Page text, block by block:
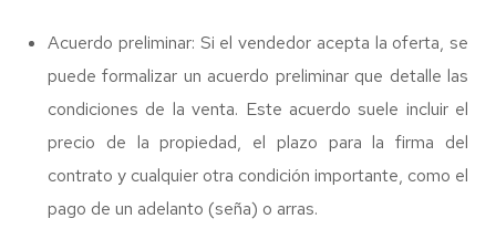
Acuerdo preliminar: Si el vendedor acepta la oferta, se
puede formalizar un acuerdo preliminar que detalle las
condiciones de la venta. Este acuerdo suele incluir el
precio de la propiedad, el plazo para la firma del
contrato y cualquier otra condición importante, como el
pago de un adelanto (seña) o arras.